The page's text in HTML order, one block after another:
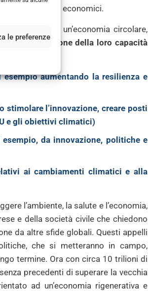
le preferenze
tutti i settori economici.
per creare un’economia circolare,
considerazione della loro capacità
aumentando la resilienza e
stimolare l’innovazione, creare posti
e gli obiettivi climatici)
da innovazione, politiche e
aicambiamenti climatici e alla
l’ambiente, la salute e l’economia,
e della società civile che chiedono
da altre sfide globali. Questi appelli
che si metteranno in campo,
termine. Ora con circa 10 trilioni di
precedenti di superare la vecchia
ad un’economia rigenerativa e